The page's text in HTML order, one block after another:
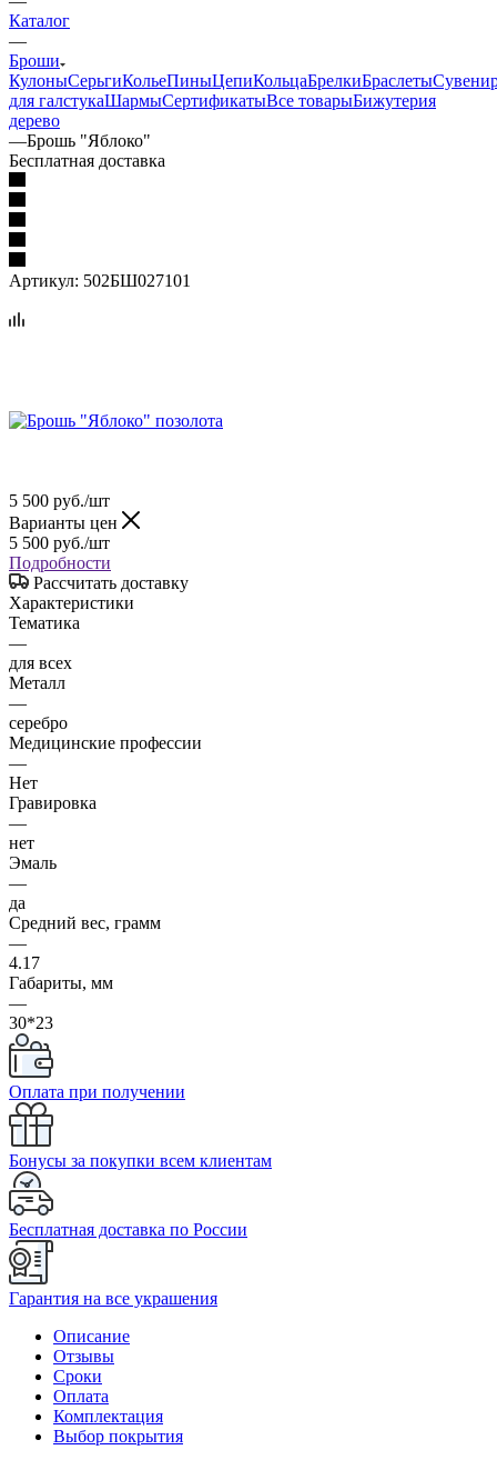
Каталог
—
Броши
КулоныСерьгиКольеПиныЦепиКольцаБрелкиБраслеты
для галстукаШармыСертификатыВсе товарыБижутерия
дерево
—Брошь "Яблоко"
Бесплатная доставка
Артикул: 502БШ027101
5 500 руб./шт
Варианты цен
5 500 руб./шт
Подробности
Рассчитать доставку
Характеристики
Тематика
—
для всех
Металл
—
серебро
Медицинские профессии
—
Нет
Гравировка
—
нет
Эмаль
—
да
Средний вес, грамм
—
4.17
Габариты, мм
—
30*23
Оплата при получении
Бонусы за покупки всем клиентам
Бесплатная доставка по России
Гарантия на все украшения
Описание
Отзывы
Сроки
Оплата
Комплектация
Выбор покрытия